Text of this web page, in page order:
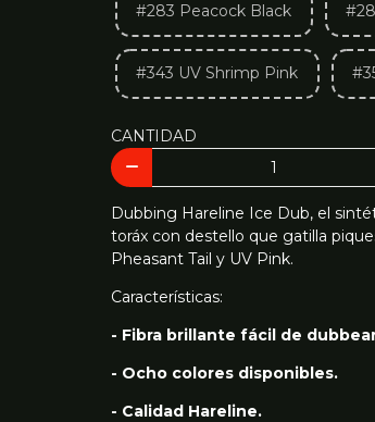
#283 Peacock Black
#343 UV Shrimp Pink
CANTIDAD
Dubbing Hareline Ice Dub, el
toráx con destello que gatilla
Pheasant Tail y UV Pink.
Características:
- Fibra brillante fácil de
- Ocho colores disponibles.
- Calidad Hareline.